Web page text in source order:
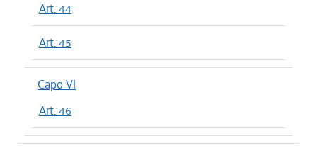
Art. 44
Art. 45
Capo VI
Art. 46